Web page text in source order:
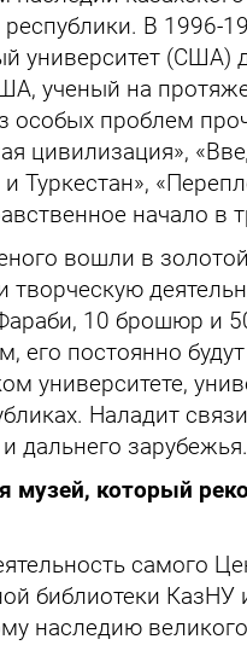
республики. В
университет (США)
ученый на
особых проблем
цивилизация»,
Туркестан»,
начало в
вошли в
творческую
10 брошюр и
его постоянно
университете,
Наладит
дальнего зарубежья.
музей, который
самого
библиотеки
наследию